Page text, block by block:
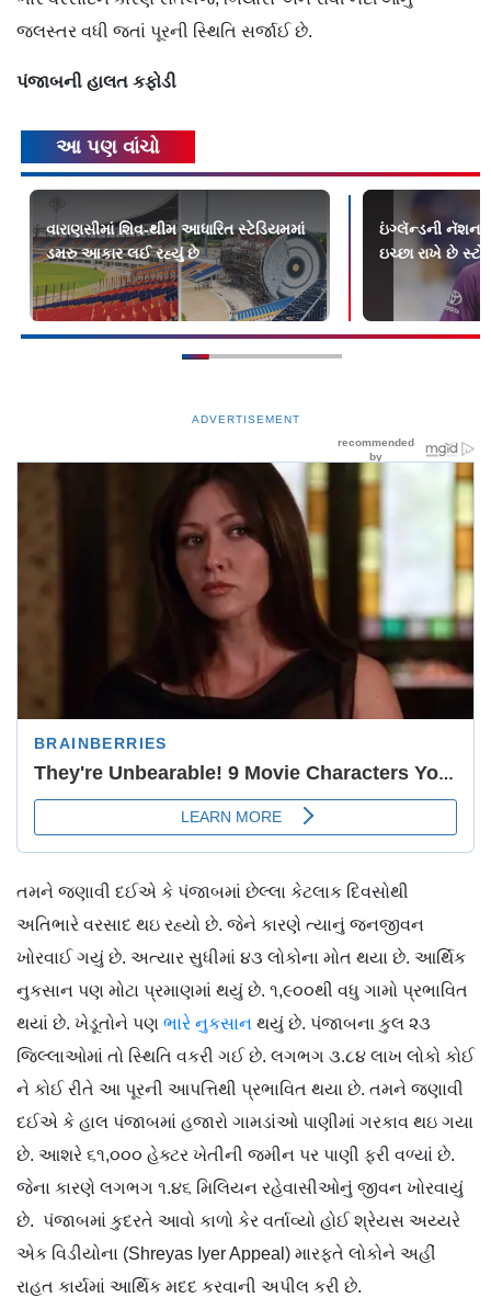
જલસ્તર વધી જતાં પૂરની સ્થિતિ સર્જાઈ છે.
પંજાબની હાલત કફોડી
આ પણ વાંચો
વારાણસીમાં શિવ-થીમ આધારિત સ્ટેડિયમમાં
ડમરુ આકાર લઈ રહ્યું છે
ઇંગ્લૅન્ડની નૅશનલ
ઇચ્છા રાખે છે
ADVERTISEMENT
તમને જણાવી દઈએ કે પંજાબમાં છેલ્લા કેટલાક દિવસોથી
અતિભારે વરસાદ થઇ રહ્યો છે. જેને કારણે ત્યાનું જનજીવન
ખોરવાઈ ગયું છે. અત્યાર સુધીમાં ૪૩ લોકોના મોત થયા છે. આર્થિક
નુકસાન પણ મોટા પ્રમાણમાં થયું છે. ૧,૯૦૦થી વધુ ગામો પ્રભાવિત
થયાં છે. ખેડૂતોને પણ ભારે નુકસાન થયું છે. પંજાબના કુલ ૨૩
જિલ્લાઓમાં તો સ્થિતિ વકરી ગઈ છે. લગભગ ૩.૮૪ લાખ લોકો કોઈ
ને કોઈ રીતે આ પૂરની આપત્તિથી પ્રભાવિત થયા છે. તમને જણાવી
દઈએ કે હાલ પંજાબમાં હજારો ગામડાંઓ પાણીમાં ગરકાવ થઇ ગયા
છે. આશરે ૬૧,૦૦૦ હેક્ટર ખેતીની જમીન પર પાણી ફરી વળ્યાં છે.
જેના કારણે લગભગ ૧.૪૬ મિલિયન રહેવાસીઓનું જીવન ખોરવાયું
છે. પંજાબમાં કુદરતે આવો કાળો કેર વર્તાવ્યો હોઈ શ્રેયસ અય્યરે
એક વિડીયોના (Shreyas Iyer Appeal) મારફતે લોકોને અહીં
રાહત કાર્યમાં આર્થિક મદદ કરવાની અપીલ કરી છે.